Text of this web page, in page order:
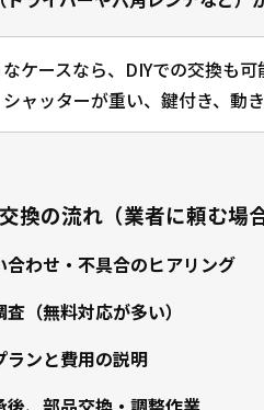
ケースなら、DIYでの交換も可
ャッターが重い、鍵付き、動
換の流れ（業者に頼む場合
合わせ・不具合のヒアリング
（無料対応が多い）
ランと費用の説明